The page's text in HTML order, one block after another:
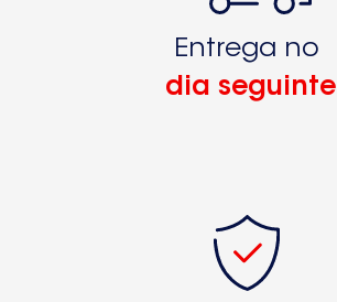
Entrega no
dia seguinte